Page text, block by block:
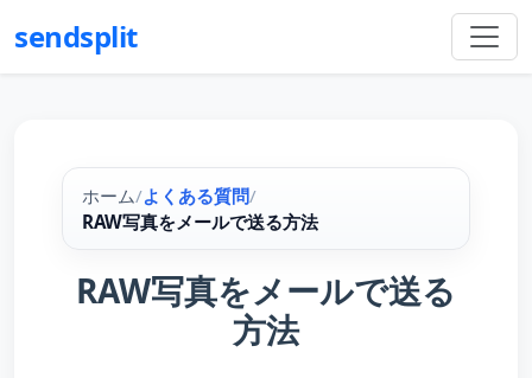
sendsplit
ホーム/よくある質問/
RAW写真をメールで送る方法
RAW写真をメールで送る
方法